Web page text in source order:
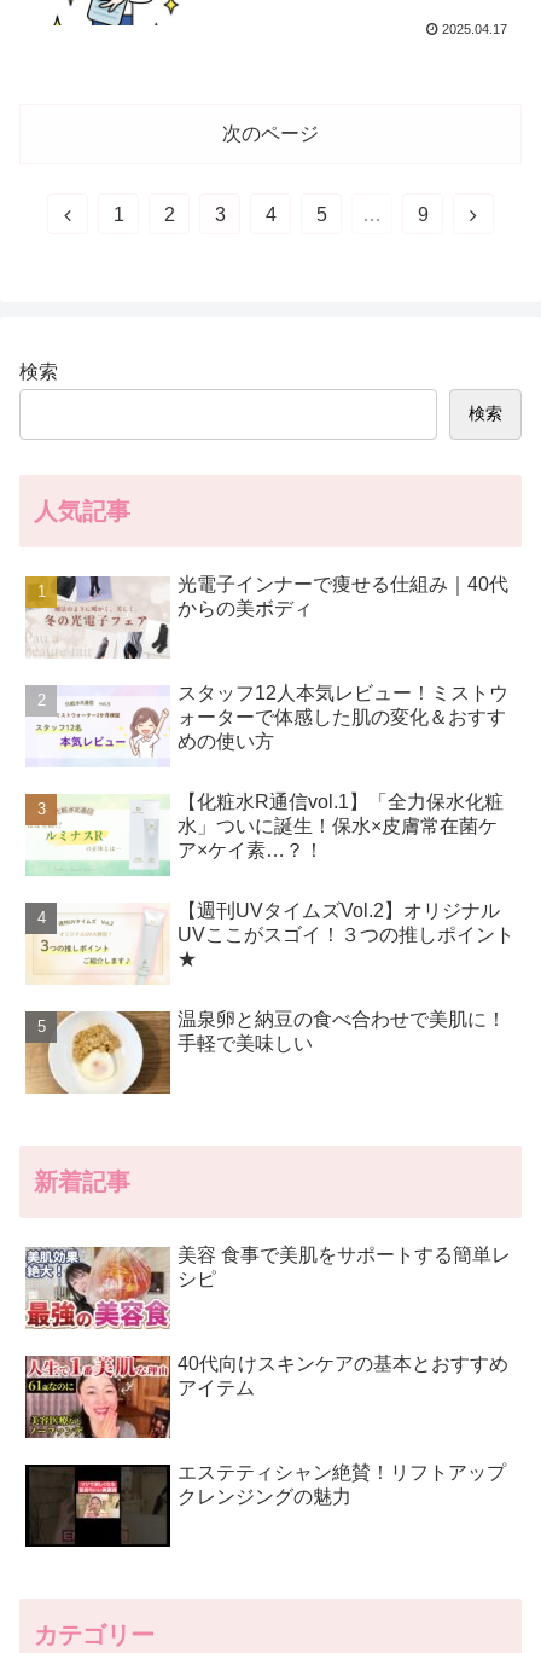
2025.04.17
次のページ
前
1 2 3 4 5 … 9
次
検索
検索
人気記事
光電子インナーで痩せる仕組み｜40代
からの美ボディ
スタッフ12人本気レビュー！ミストウ
ォーターで体感した肌の変化＆おすす
めの使い方
【化粧水R通信vol.1】「全力保水化粧
水」ついに誕生！保水×皮膚常在菌ケ
ア×ケイ素…？！
【週刊UVタイムズVol.2】オリジナル
UVここがスゴイ！３つの推しポイント
★
温泉卵と納豆の食べ合わせで美肌に！
手軽で美味しい
新着記事
美容 食事で美肌をサポートする簡単レ
シピ
40代向けスキンケアの基本とおすすめ
アイテム
エステティシャン絶賛！リフトアップ
クレンジングの魅力
カテゴリー